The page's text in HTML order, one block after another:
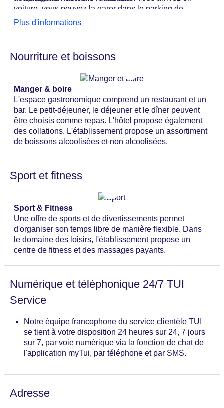
voiture, vous pouvez la garer dans le parking de
l'établissement moyennant un supplément. Les
sitting payant, un service de transfert, un service de
chambre 24h/24, un service de réveil, un service de
blanchisserie, un coiffeur et un service de grooming.
Un journal quotidien est mis gratuitement à la
disposition des clients. Deux salles sont disponibles
pour des conférences, des présentations ou des
réunions.
Plus d'informations
Nourriture et boissons
Manger & boire
L'espace gastronomique comprend un restaurant et un
bar. Le petit-déjeuner, le déjeuner et le dîner peuvent
être choisis comme repas. L'hôtel propose également
des collations. L'établissement propose un assortiment
de boissons alcoolisées et non alcoolisées.
Sport et fitness
Sport & Fitness
Une offre de sports et de divertissements permet
d'organiser son temps libre de manière flexible. Dans
le domaine des loisirs, l'établissement propose un
centre de fitness et des massages payants.
Numérique et téléphonique 24/7 TUI
Service
Notre équipe francophone du service clientèle TUI
se tient à votre disposition 24 heures sur 24, 7 jours
sur 7, par voie numérique via la fonction de chat de
l'application myTui, par téléphone et par SMS.
Adresse